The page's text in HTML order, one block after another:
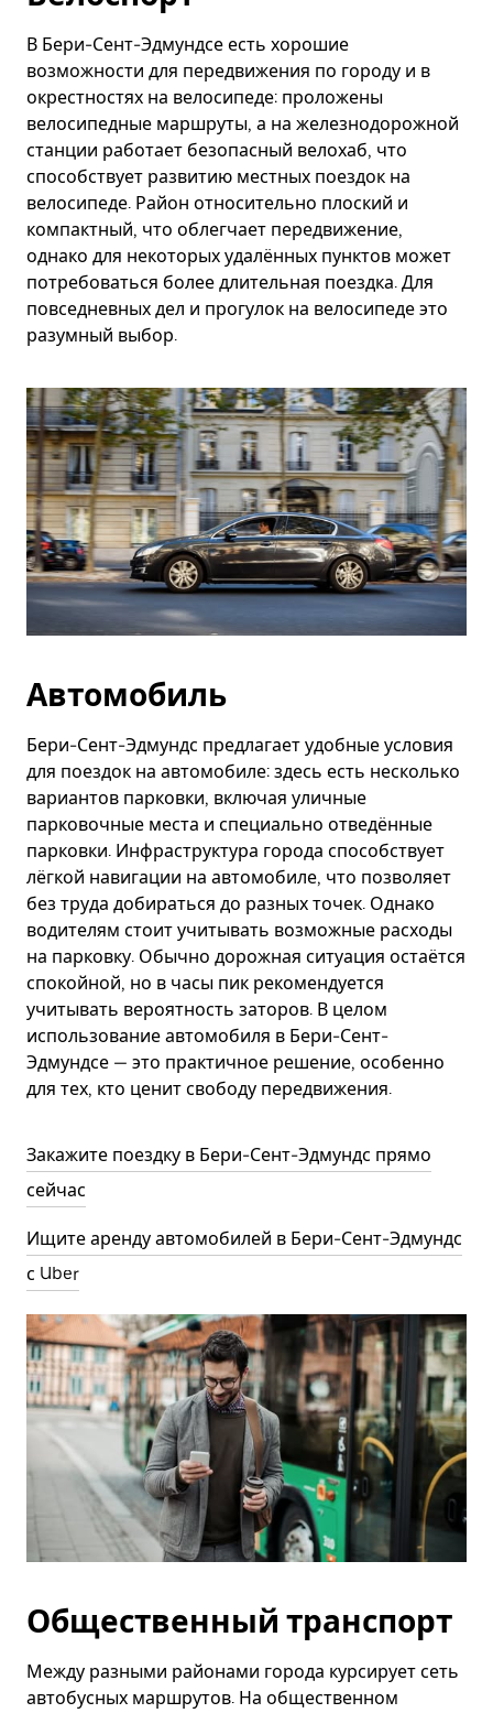
В Бери-Сент-Эдмундсе есть хорошие
возможности для передвижения по городу и в
окрестностях на велосипеде: проложены
велосипедные маршруты, а на железнодорожной
станции работает безопасный велохаб, что
способствует развитию местных поездок на
велосипеде. Район относительно плоский и
компактный, что облегчает передвижение,
однако для некоторых удалённых пунктов может
потребоваться более длительная поездка. Для
повседневных дел и прогулок на велосипеде это
разумный выбор.
Автомобиль
Бери-Сент-Эдмундс предлагает удобные условия
для поездок на автомобиле: здесь есть несколько
вариантов парковки, включая уличные
парковочные места и специально отведённые
парковки. Инфраструктура города способствует
лёгкой навигации на автомобиле, что позволяет
без труда добираться до разных точек. Однако
водителям стоит учитывать возможные расходы
на парковку. Обычно дорожная ситуация остаётся
спокойной, но в часы пик рекомендуется
учитывать вероятность заторов. В целом
использование автомобиля в Бери-Сент-
Эдмундсе — это практичное решение, особенно
для тех, кто ценит свободу передвижения.
Закажите поездку в Бери-Сент-Эдмундс прямо
сейчас
Ищите аренду автомобилей в Бери-Сент-Эдмундс
с Uber
Общественный транспорт
Между разными районами города курсирует сеть
автобусных маршрутов. На общественном